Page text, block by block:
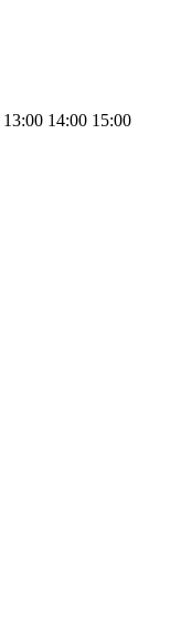
13:00 14:00 15:00